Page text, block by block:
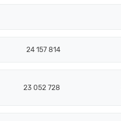
24 157 814
23 052 728